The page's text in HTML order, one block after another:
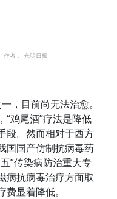
作者： 光明日报
，目前尚无法治愈。
“鸡尾酒”疗法是降低
段。然而相对于西方
国国产仿制抗病毒药
”传染病防治重大专
病抗病毒治疗方面取
显着降低。